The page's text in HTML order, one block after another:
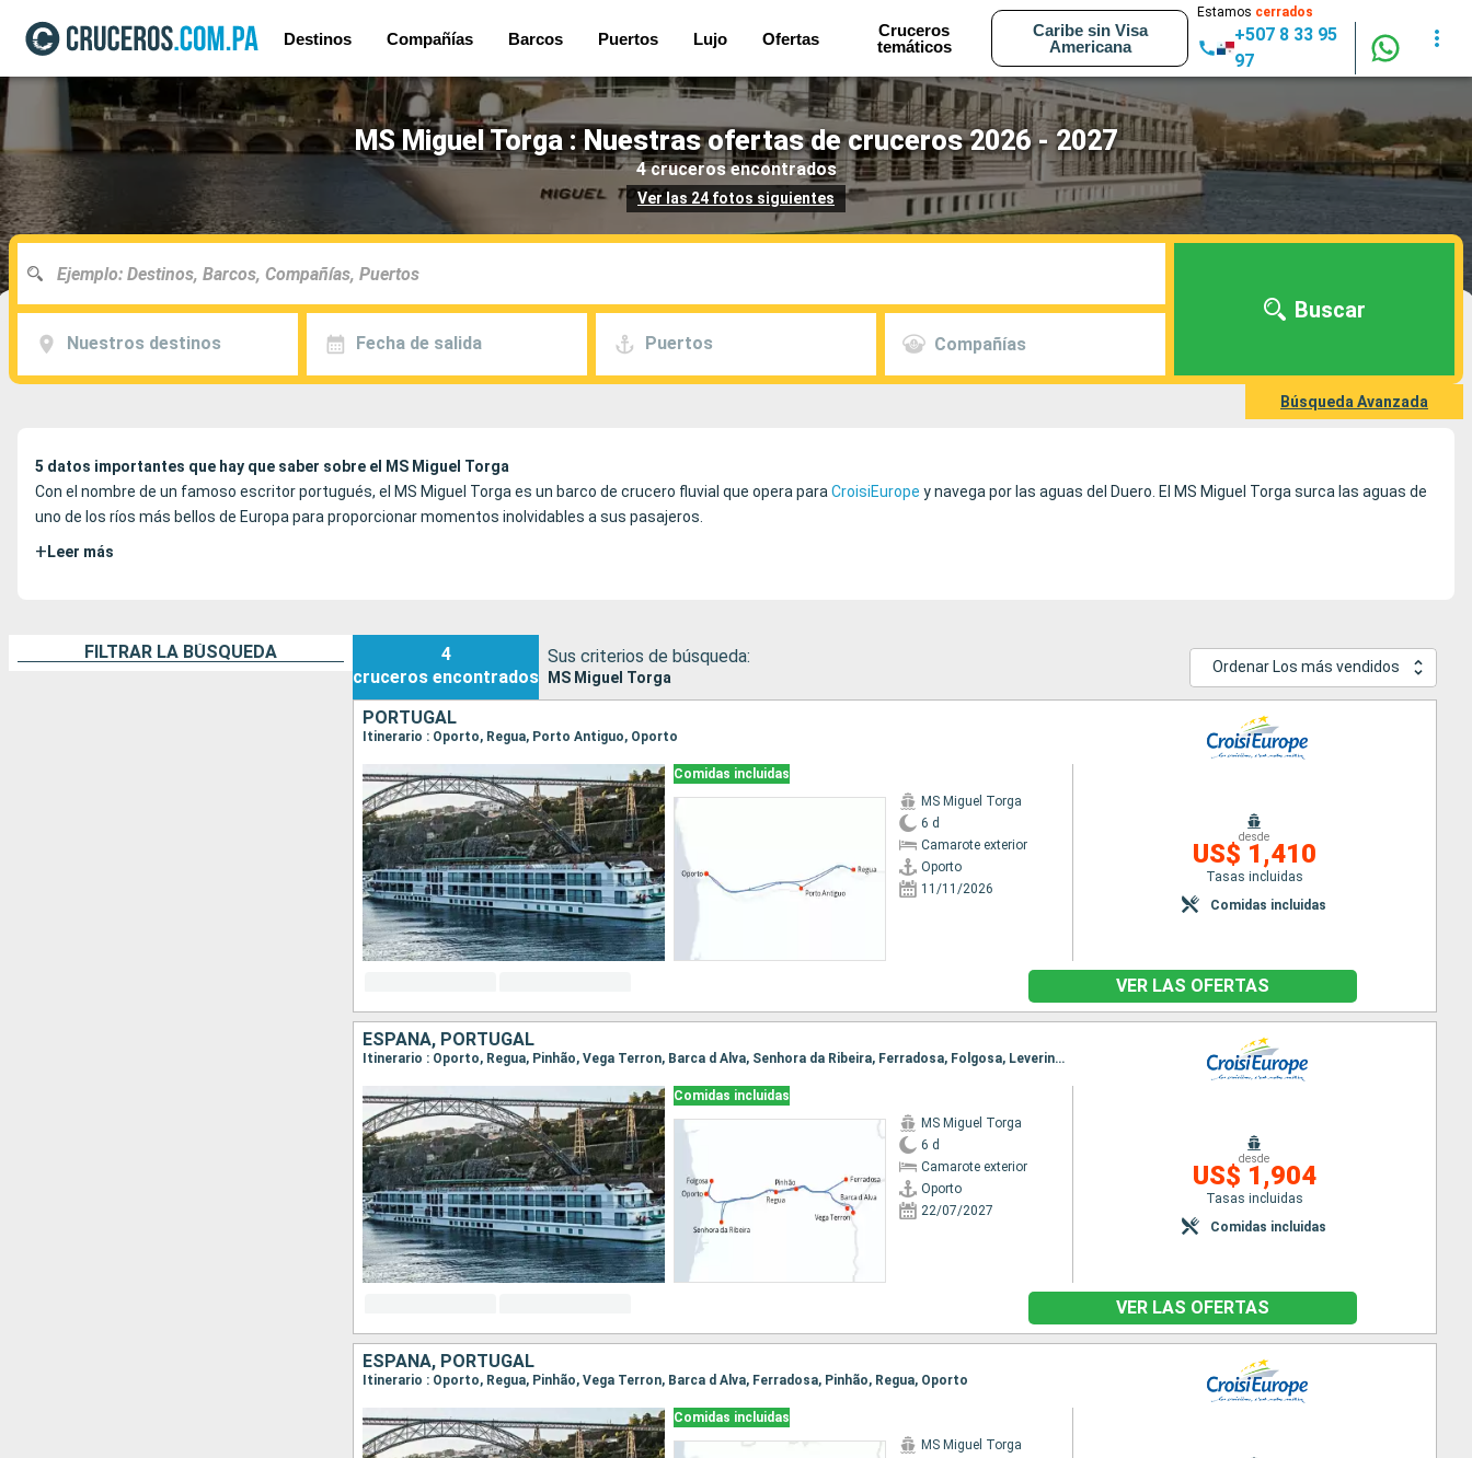
Destinos Compañías Barcos Puertos Lujo Ofertas
Cruceros
temáticos
Caribe sin Visa
Americana
Estamos cerrados
+507 8 33 95
97
MS Miguel Torga : Nuestras ofertas de cruceros 2026 - 2027
4 cruceros encontrados
Ver las 24 fotos siguientes
Nuestros destinos Fecha de salida Puertos Compañías
Buscar
Búsqueda Avanzada
5 datos importantes que hay que saber sobre el MS Miguel Torga
Con el nombre de un famoso escritor portugués, el MS Miguel Torga es un barco de crucero fluvial que opera para CroisiEurope y navega por las aguas del Duero. El MS Miguel Torga surca las aguas de
uno de los ríos más bellos de Europa para proporcionar momentos inolvidables a sus pasajeros.
+ Leer más
FILTRAR LA BÚSQUEDA
4
cruceros encontrados
Sus criterios de búsqueda:
MS Miguel Torga
Ordenar Los más vendidos
PORTUGAL
Itinerario : Oporto, Regua, Porto Antiguo, Oporto
Comidas incluidas
MS Miguel Torga
6 d
Camarote exterior
Oporto
11/11/2026
desde
US$ 1,410
Tasas incluidas
Comidas incluidas
VER LAS OFERTAS
ESPAÑA, PORTUGAL
Itinerario : Oporto, Regua, Pinhão, Vega Terron, Barca d Alva, Senhora da Ribeira, Ferradosa, Folgosa, Leverinho, Oporto
Comidas incluidas
MS Miguel Torga
6 d
Camarote exterior
Oporto
22/07/2027
desde
US$ 1,904
Tasas incluidas
Comidas incluidas
VER LAS OFERTAS
ESPAÑA, PORTUGAL
Itinerario : Oporto, Regua, Pinhão, Vega Terron, Barca d Alva, Ferradosa, Pinhão, Regua, Oporto
Comidas incluidas
MS Miguel Torga